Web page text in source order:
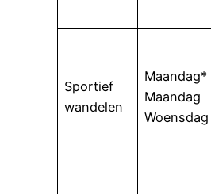
Sportief
wandelen
Maandag*
Maandag
Woensdag